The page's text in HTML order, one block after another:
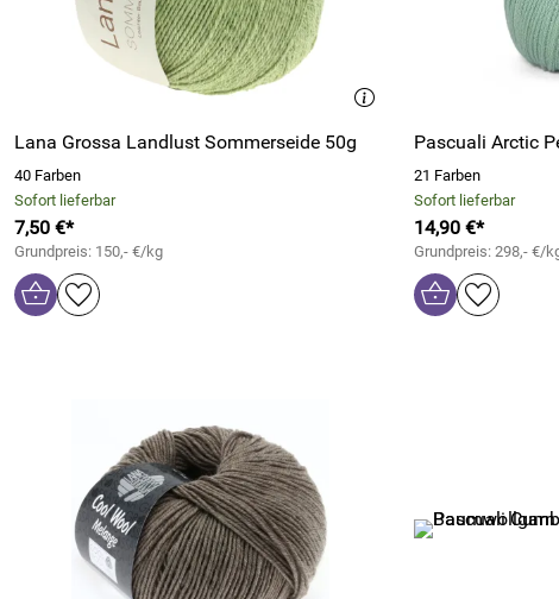
Lana Grossa Landlust Sommerseide 50g
40 Farben
Sofort lieferbar
7,50 €*
Grundpreis: 150,- €/kg
Pascuali Arctic
21 Farben
Sofort lieferbar
14,90 €*
Grundpreis: 298,- €/